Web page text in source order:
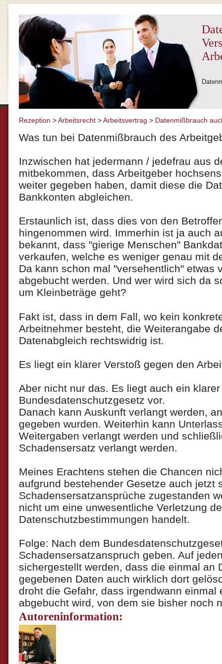
Rezeption >Arbeitsrecht>Arbeitsvertrag > Datenmißbrauch
Was tun bei Datenmißbrauch des
Inzwischen hat jedermann / jedefrau aus
mitbekommen, dass Arbeitgeber
weiter gegeben haben, damit diese die
Bankkonten abgleichen.
Erstaunlich ist, dass dies von den
hingenommen wird. Immerhin ist ja auch
bekannt, dass "gierige Menschen"
verkaufen, welche es weniger genau mit
Da kann schon mal "versehentlich" etwas
abgebucht werden. Und wer wird sich da
um Kleinbeträge geht?
Fakt ist, dass in dem Fall, wo kein
Arbeitnehmer besteht, die Weiterangabe
Datenabgleich rechtswidrig ist.
Es liegt ein klarer Verstoß gegen den
Aber nicht nur das. Es liegt auch ein
Bundesdatenschutzgesetz vor.
Danach kann Auskunft verlangt werden,
gegeben wurden. Weiterhin kann
Weitergaben verlangt werden und
Schadensersatz verlangt werden.
Meines Erachtens stehen die Chancen
aufgrund bestehender Gesetze auch jetzt
Schadensersatzansprüche zugestanden
nicht um eine unwesentliche Verletzung
Datenschutzbestimmungen handelt.
Folge: Nach dem
Schadensersatzanspruch geben. Auf
sichergestellt werden, dass die einmal an
gegebenen Daten auch wirklich dort
droht die Gefahr, dass irgendwann einmal
abgebucht wird, von dem sie bisher noch
Autoreninformation: